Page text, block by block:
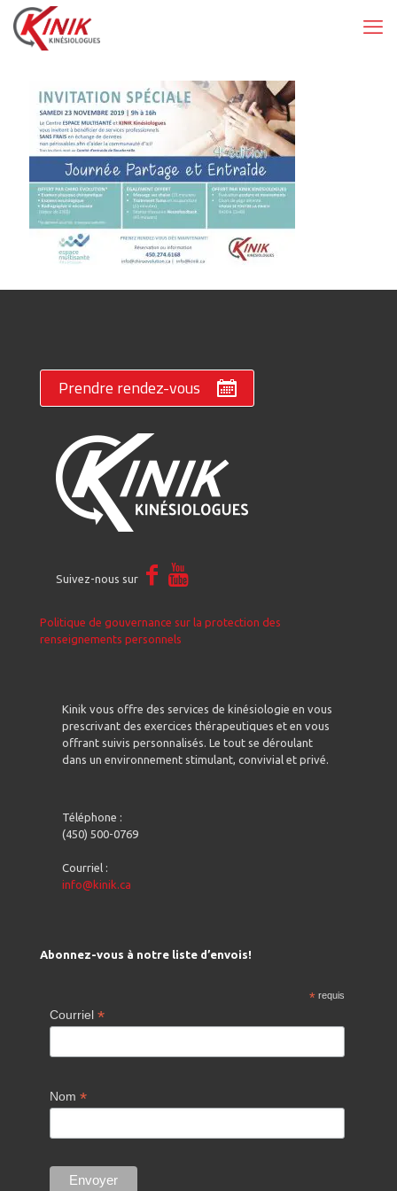
Prendre rendez-vous
Suivez-nous sur
Politique de gouvernance sur la protection des
renseignements personnels
Kinik vous offre des services de kinésiologie en vous
prescrivant des exercices thérapeutiques et en vous
offrant suivis personnalisés. Le tout se déroulant
dans un environnement stimulant, convivial et privé.
Téléphone :
(450) 500-0769
Courriel :
info@kinik.ca
Abonnez-vous à notre liste d’envois!
* requis
Courriel *
Nom *